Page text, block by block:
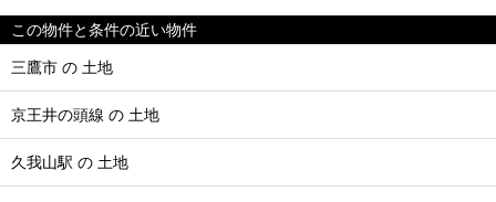
この物件と条件の近い物件
三鷹市 の 土地
京王井の頭線 の 土地
久我山駅 の 土地